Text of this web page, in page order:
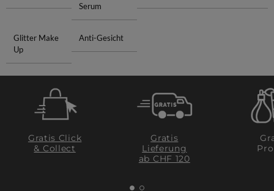
Serum
Glitter Make
Up
Anti-Gesicht
Gratis Click
& Collect
Gratis
Lieferung
ab CHF 120